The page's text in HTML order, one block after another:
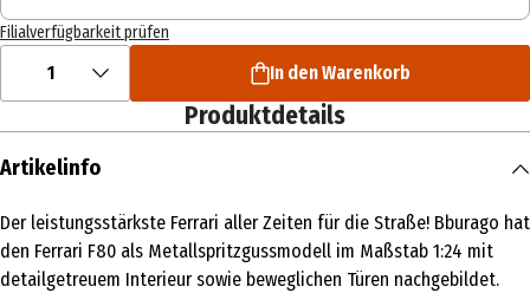
Filialverfügbarkeit prüfen
1 In den Warenkorb
Produktdetails
Artikelinfo
Der leistungsstärkste Ferrari aller Zeiten für die Straße! Bburago hat
den Ferrari F80 als Metallspritzgussmodell im Maßstab 1:24 mit
detailgetreuem Interieur sowie beweglichen Türen nachgebildet.